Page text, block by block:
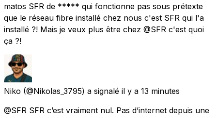
matos SFR de ***** qui fonctionne pas sous prétexte
que le réseau fibre installé chez nous c'est SFR qui l'a
installé ?! Mais je veux plus être chez @SFR c'est quoi
ça ?!
Niko (@Nikolas_3795) a signalé il y a 13 minutes
@SFR SFR c’est vraiment nul. Pas d’internet depuis une